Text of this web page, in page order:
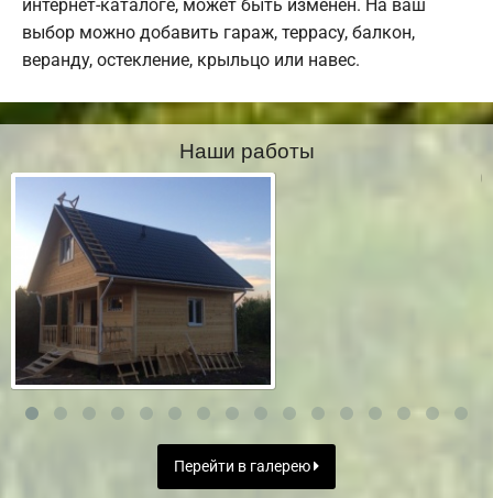
интернет-каталоге, может быть изменен. На ваш
выбор можно добавить гараж, террасу, балкон,
веранду, остекление, крыльцо или навес.
Наши работы
Перейти в галерею